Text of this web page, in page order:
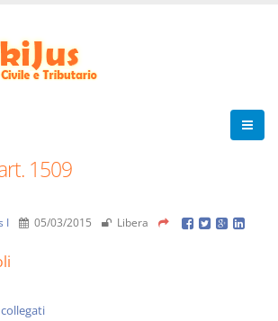
1509
I 05/03/2015 Libera